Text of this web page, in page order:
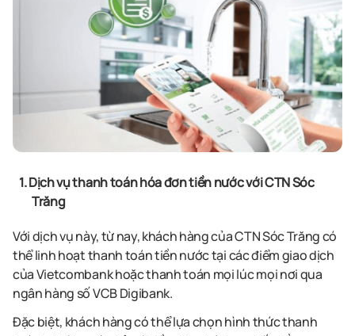
1. Dịch vụ thanh toán hóa đơn tiền nước với CTN Sóc
Trăng
Với dịch vụ này, từ nay, khách hàng của CTN Sóc Trăng có
thể linh hoạt thanh toán tiền nước tại các điểm giao dịch
của Vietcombank hoặc thanh toán mọi lúc mọi nơi qua
ngân hàng số VCB Digibank.
Đặc biệt, khách hàng có thể lựa chọn hình thức thanh